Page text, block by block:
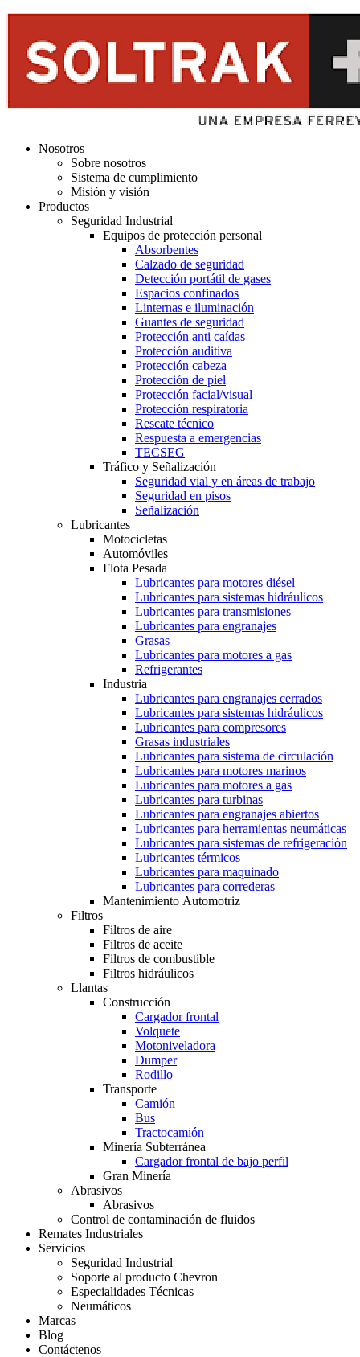
Nosotros
Sobre nosotros
Sistema de cumplimiento
Misión y visión
Productos
Seguridad Industrial
Equipos de protección personal
Absorbentes
Calzado de seguridad
Detección portátil de gases
Espacios confinados
Linternas e iluminación
Guantes de seguridad
Protección anti caídas
Protección auditiva
Protección cabeza
Protección de piel
Protección facial/visual
Protección respiratoria
Rescate técnico
Respuesta a emergencias
TECSEG
Tráfico y Señalización
Seguridad vial y en áreas de trabajo
Seguridad en pisos
Señalización
Lubricantes
Motocicletas
Automóviles
Flota Pesada
Lubricantes para motores diésel
Lubricantes para sistemas hidráulicos
Lubricantes para transmisiones
Lubricantes para engranajes
Grasas
Lubricantes para motores a gas
Refrigerantes
Industria
Lubricantes para engranajes cerrados
Lubricantes para sistemas hidráulicos
Lubricantes para compresores
Grasas industriales
Lubricantes para sistema de circulación
Lubricantes para motores marinos
Lubricantes para motores a gas
Lubricantes para turbinas
Lubricantes para engranajes abiertos
Lubricantes para herramientas neumáticas
Lubricantes para sistemas de refrigeración
Lubricantes térmicos
Lubricantes para maquinado
Lubricantes para correderas
Mantenimiento Automotriz
Filtros
Filtros de aire
Filtros de aceite
Filtros de combustible
Filtros hidráulicos
Llantas
Construcción
Cargador frontal
Volquete
Motoniveladora
Dumper
Rodillo
Transporte
Camión
Bus
Tractocamión
Minería Subterránea
Cargador frontal de bajo perfil
Gran Minería
Abrasivos
Abrasivos
Control de contaminación de fluidos
Remates Industriales
Servicios
Seguridad Industrial
Soporte al producto Chevron
Especialidades Técnicas
Neumáticos
Marcas
Blog
Contáctenos